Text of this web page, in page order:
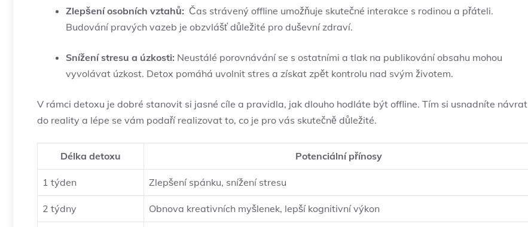
Zlepšení osobních vztahů: ‍ Čas strávený offline umožňuje skutečné interakce s rodinou a ‍přáteli.
Budování pravých vazeb je‌ obzvlášť důležité pro duševní zdraví.
Snížení ⁢stresu a úzkosti: Neustálé porovnávání‌ se ⁣s ostatními a ‍tlak na publikování ⁤obsahu mohou
‍vyvolávat⁢ úzkost. Detox pomáhá uvolnit stres a získat zpět kontrolu nad svým životem.
V rámci detoxu je ⁣dobré stanovit si jasné‌ cíle a pravidla, jak ‍dlouho hodláte být ‍offline.​ Tím si usnadníte návrat
do reality a⁣ lépe se vám podaří⁤ realizovat to, co je pro vás skutečně důležité.
Délka detoxu Potenciální přínosy
1⁣ týden Zlepšení spánku, snížení⁤ stresu
2 týdny Obnova ‍kreativních⁣ myšlenek,​ lepší kognitivní​ výkon